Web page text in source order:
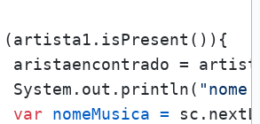
(artista1.isPresent()){
aristaencontrado =
System.out.println(
var nomeMusica =